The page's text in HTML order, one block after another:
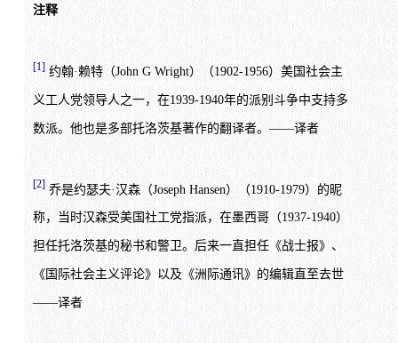
注释
[1] 约翰·赖特（John G Wright）（1902-1956）美国社会主
义工人党领导人之一，在1939-1940年的派别斗争中支持多
数派。他也是多部托洛茨基著作的翻译者。——译者
[2] 乔是约瑟夫·汉森（Joseph Hansen）（1910-1979）的昵
称，当时汉森受美国社工党指派，在墨西哥（1937-1940）
担任托洛茨基的秘书和警卫。后来一直担任《战士报》、
《国际社会主义评论》以及《洲际通讯》的编辑直至去世
——译者